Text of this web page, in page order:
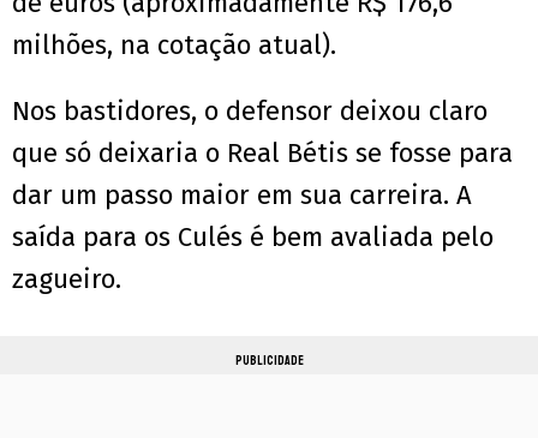
milhões, na cotação atual).
Nos bastidores, o defensor deixou claro
que só deixaria o Real Bétis se fosse para
dar um passo maior em sua carreira. A
saída para os Culés é bem avaliada pelo
zagueiro.
PUBLICIDADE